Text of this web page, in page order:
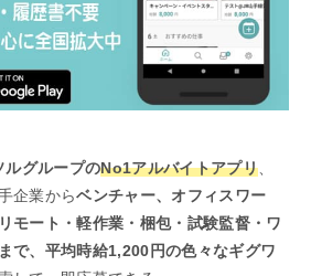
グループのNo1アルバイトアプリ
企業からベンチャー、オフィスワー
モート・軽作業・梱包・試験監督・ワ
で、平均時給1,200円の色々なギグワ